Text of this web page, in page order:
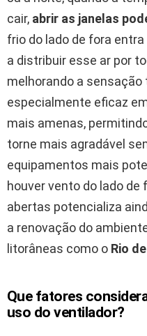
cair, abrir as janelas
frio do lado de fora
a distribuir esse ar por
melhorando a
especialmente eficaz
mais amenas,
torne mais agradável
equipamentos mais
houver vento do lado de
abertas potencializa
a renovação do
litorâneas como o Rio
Que fatores
uso do ventilador?